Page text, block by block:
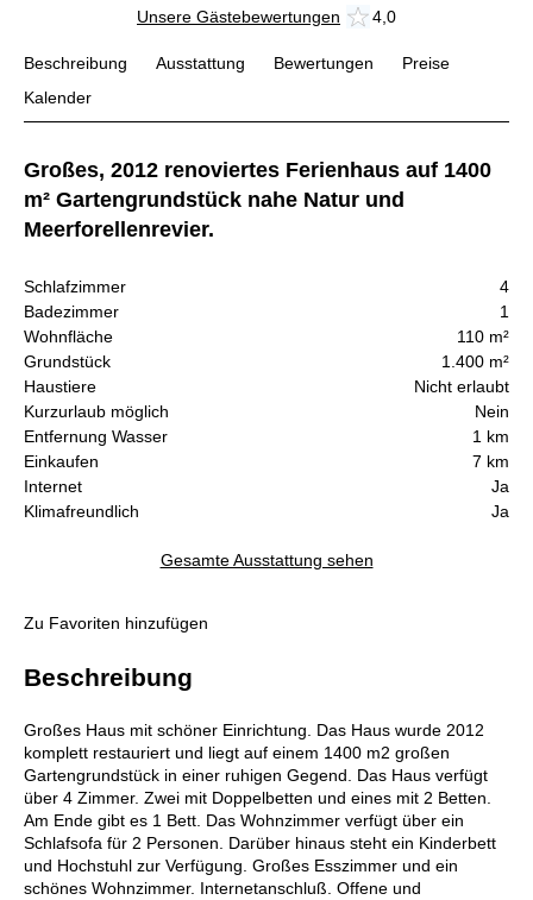
Unsere Gästebewertungen 4,0
Beschreibung Ausstattung Bewertungen
Preise
Kalender
Großes, 2012 renoviertes Ferienhaus auf 1400
m² Gartengrundstück nahe Natur und
Meerforellenrevier.
Schlafzimmer
4
Badezimmer
1
Wohnfläche
110 m²
Grundstück
1.400 m²
Haustiere
Nicht erlaubt
Kurzurlaub möglich
Nein
Entfernung Wasser
1 km
Einkaufen
7 km
Internet
Ja
Klimafreundlich
Ja
Gesamte Ausstattung sehen
Zu Favoriten hinzufügen
Beschreibung
Großes Haus mit schöner Einrichtung. Das Haus wurde 2012
komplett restauriert und liegt auf einem 1400 m2 großen
Gartengrundstück in einer ruhigen Gegend. Das Haus verfügt
über 4 Zimmer. Zwei mit Doppelbetten und eines mit 2 Betten.
Am Ende gibt es 1 Bett. Das Wohnzimmer verfügt über ein
Schlafsofa für 2 Personen. Darüber hinaus steht ein Kinderbett
und Hochstuhl zur Verfügung. Großes Esszimmer und ein
schönes Wohnzimmer. Internetanschluß. Offene und